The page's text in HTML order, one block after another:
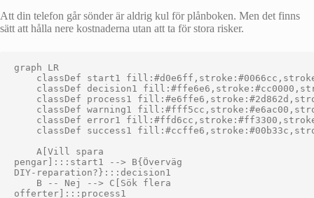
Att din telefon går sönder är aldrig kul för plånboken. Men det finns
sätt att hålla nere kostnaderna utan att ta för stora risker.
graph LR
classDef start1
classDef decision1
classDef process1
classDef warning1
classDef error1
classDef success1
    A[Vill spara
pengar]:::start1 --> B{Överväg
DIY-reparation?}:::decision1
    B -- Nej --> C[Sök flera
offerter]:::process1